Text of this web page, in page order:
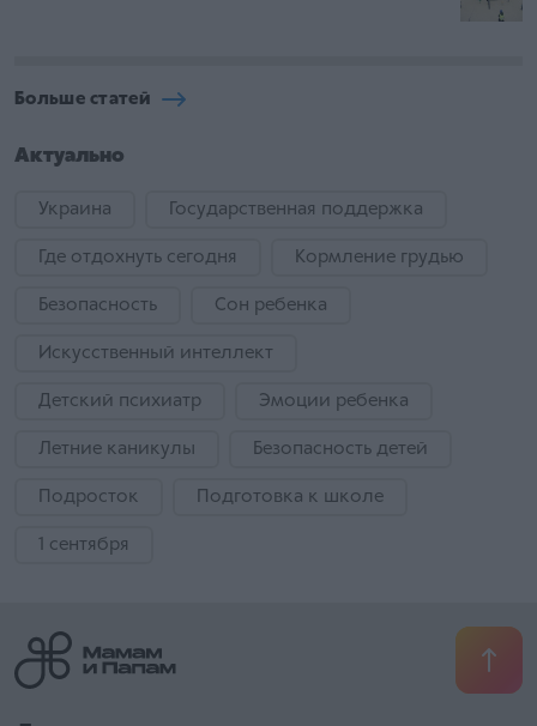
Больше статей
Актуально
Украина Государственная поддержка
Где отдохнуть сегодня Кормление грудью
Безопасность Сон ребенка
Искусственный интеллект
Детский психиатр Эмоции ребенка
Летние каникулы Безопасность детей
Подросток Подготовка к школе
1 сентября